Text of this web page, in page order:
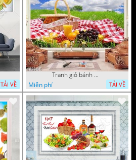
TẢI VỀ
Tranh giỏ bánh mì và trái cây in kính bếp
Miễn phí
TẢI VỀ